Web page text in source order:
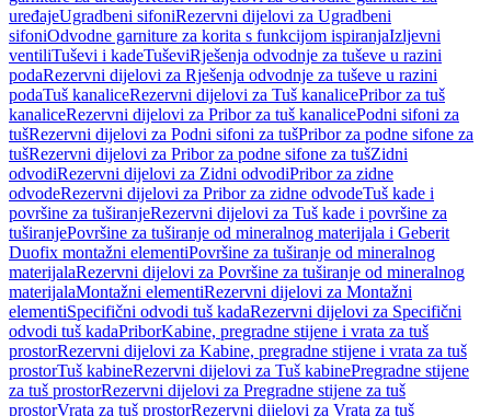
uređajeUgradbeni sifoniRezervni dijelovi za Ugradbeni
sifoniOdvodne garniture za korita s funkcijom ispiranjaIzljevni
ventiliTuševi i kadeTuševiRješenja odvodnje za tuševe u razini
podaRezervni dijelovi za Rješenja odvodnje za tuševe u razini
podaTuš kanaliceRezervni dijelovi za Tuš kanalicePribor za tuš
kanaliceRezervni dijelovi za Pribor za tuš kanalicePodni sifoni za
tušRezervni dijelovi za Podni sifoni za tušPribor za podne sifone za
tušRezervni dijelovi za Pribor za podne sifone za tušZidni
odvodiRezervni dijelovi za Zidni odvodiPribor za zidne
odvodeRezervni dijelovi za Pribor za zidne odvodeTuš kade i
površine za tuširanjeRezervni dijelovi za Tuš kade i površine za
tuširanjePovršine za tuširanje od mineralnog materijala i Geberit
Duofix montažni elementiPovršine za tuširanje od mineralnog
materijalaRezervni dijelovi za Površine za tuširanje od mineralnog
materijalaMontažni elementiRezervni dijelovi za Montažni
elementiSpecifični odvodi tuš kadaRezervni dijelovi za Specifični
odvodi tuš kadaPriborKabine, pregradne stijene i vrata za tuš
prostorRezervni dijelovi za Kabine, pregradne stijene i vrata za tuš
prostorTuš kabineRezervni dijelovi za Tuš kabinePregradne stijene
za tuš prostorRezervni dijelovi za Pregradne stijene za tuš
prostorVrata za tuš prostorRezervni dijelovi za Vrata za tuš